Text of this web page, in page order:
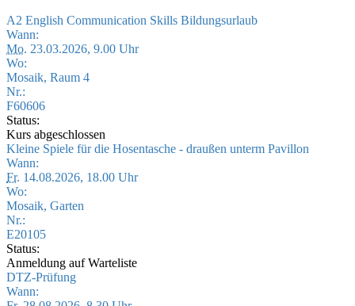
A2 English Communication Skills Bildungsurlaub
Wann:
Mo. 23.03.2026, 9.00 Uhr
Wo:
Mosaik, Raum 4
Nr.:
F60606
Status:
Kurs abgeschlossen
Kleine Spiele für die Hosentasche - draußen unterm Pavillon
Wann:
Fr. 14.08.2026, 18.00 Uhr
Wo:
Mosaik, Garten
Nr.:
E20105
Status:
Anmeldung auf Warteliste
DTZ-Prüfung
Wann: